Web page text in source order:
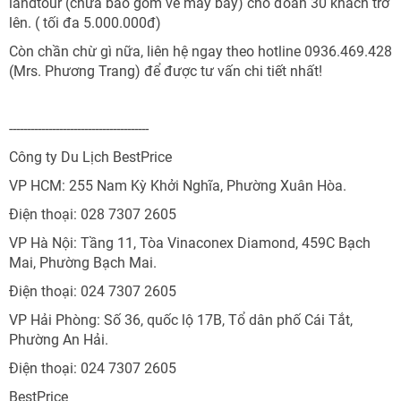
lên. ( tối đa 5.000.000đ)
Còn chần chừ gì nữa, liên hệ ngay theo hotline 0936.469.428
(Mrs. Phương Trang) để được tư vấn chi tiết nhất!
---------------------------------------
Công ty Du Lịch BestPrice
VP HCM: 255 Nam Kỳ Khởi Nghĩa, Phường Xuân Hòa.
Điện thoại: 028 7307 2605
VP Hà Nội: Tầng 11, Tòa Vinaconex Diamond, 459C Bạch
Mai, Phường Bạch Mai.
Điện thoại: 024 7307 2605
VP Hải Phòng: Số 36, quốc lộ 17B, Tổ dân phố Cái Tắt,
Phường An Hải.
Điện thoại: 024 7307 2605
BestPrice